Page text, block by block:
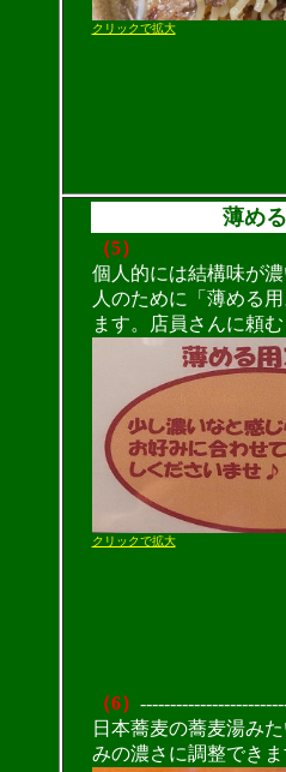
クリックで拡大
薄め
（5）
個人的には結構味が
人のために「薄める
ます。店員さんに頼
クリックで拡大
（6）
日本蕎麦の蕎麦湯み
みの濃さに調整できま